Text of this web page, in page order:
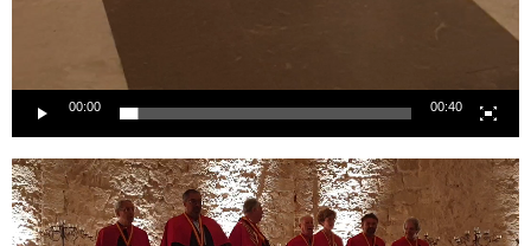
00:00 00:40
Lecteur
vidéo